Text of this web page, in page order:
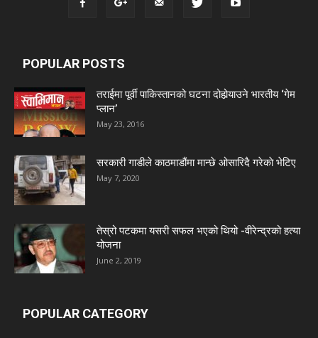
POPULAR POSTS
तराईमा पूर्वी पाकिस्तानको घटना दोहोर्‍याउने भारतीय ‘गेम
प्लान’
May 23, 2016
सरकारी गाडीले काठमाडौंमा मान्छे ओसारिदै गरेकाे भेटिए
May 7, 2020
तेस्रो पटकमा यसरी सफल भएको थियो -वीरेन्द्रको हत्या
योजना
June 2, 2019
POPULAR CATEGORY